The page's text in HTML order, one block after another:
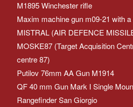
M1895 Winchester rifle
Maxim machine gun m09-21 with
MISTRAL (AIR DEFENCE
MOSKE87 (Target Acquisition
centre 87)
Putilov 76mm AA Gun M1914
QF 40 mm Gun Mark I Single
Rangefinder San Giorgio